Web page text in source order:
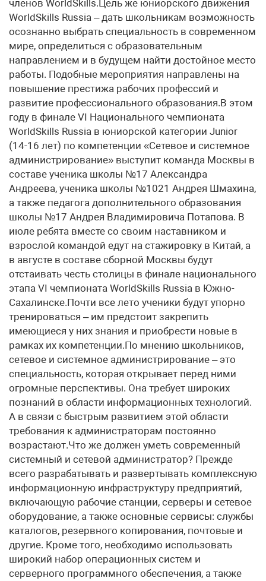
членов WorldSkills.Цель же юниорского движения
WorldSkills Russia – дать школьникам возможность
осознанно выбрать специальность в современном
мире, определиться с образовательным
направлением и в будущем найти достойное место
работы. Подобные мероприятия направлены на
повышение престижа рабочих профессий и
развитие профессионального образования.В этом
году в финале VI Национального чемпионата
WorldSkills Russia в юниорской категории Junior
(14-16 лет) по компетенции «Сетевое и системное
администрирование» выступит команда Москвы в
составе ученика школы №17 Александра
Андреева, ученика школы №1021 Андрея Шмахина,
а также педагога дополнительного образования
школы №17 Андрея Владимировича Потапова. В
июле ребята вместе со своим наставником и
взрослой командой едут на стажировку в Китай, а
в августе в составе сборной Москвы будут
отстаивать честь столицы в финале национального
этапа VI чемпионата WorldSkills Russia в Южно-
Сахалинске.Почти все лето ученики будут упорно
тренироваться – им предстоит закрепить
имеющиеся у них знания и приобрести новые в
рамках их компетенции.По мнению школьников,
сетевое и системное администрирование – это
специальность, которая открывает перед ними
огромные перспективы. Она требует широких
познаний в области информационных технологий.
А в связи с быстрым развитием этой области
требования к администраторам постоянно
возрастают.Что же должен уметь современный
системный и сетевой администратор? Прежде
всего разрабатывать и развертывать комплексную
информационную инфраструктуру предприятий,
включающую рабочие станции, серверы и сетевое
оборудование, а также основные сервисы: службы
каталогов, резервного копирования, почтовые и
другие. Кроме того, необходимо использовать
широкий набор операционных систем и
серверного программного обеспечения, а также